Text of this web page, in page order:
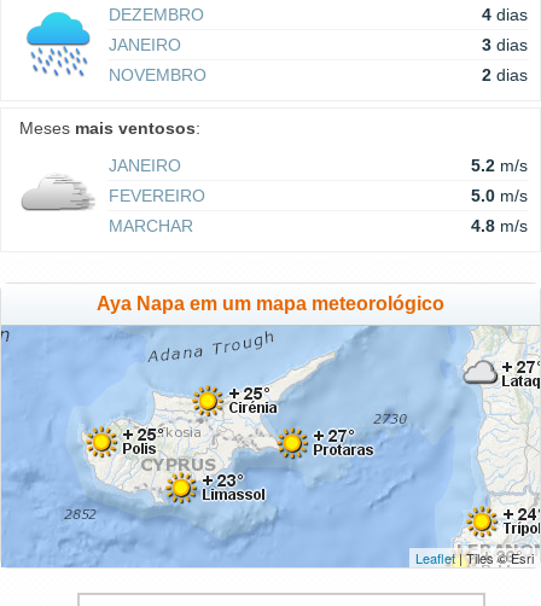
DEZEMBRO
4 dias
JANEIRO
3 dias
NOVEMBRO
2 dias
Meses mais ventosos:
JANEIRO
5.2 m/s
FEVEREIRO
5.0 m/s
MARCHAR
4.8 m/s
Aya Napa em um mapa meteorológico
Leaflet| Tiles © Esri